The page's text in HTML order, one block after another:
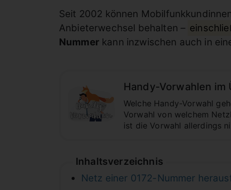
Seit 2002 können
Anbieterwechsel behalten –
Nummer kann inzwischen auch in
Handy-Vorwahlen
Welche Handy-Vorwahl
Vorwahl von welchem
ist die Vorwahl allerdings
Inhaltsverzeichnis
Netz einer 0172-Nummer